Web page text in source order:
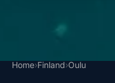
Home›Finland›Oulu